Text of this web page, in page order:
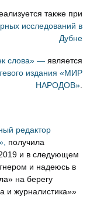
также при
исследований в
Дубне
слова» — является
издания «МИР
НАРОДОВ».
редактор
получила
и в следующем
и надеюсь в
на берегу
и журналистика»»